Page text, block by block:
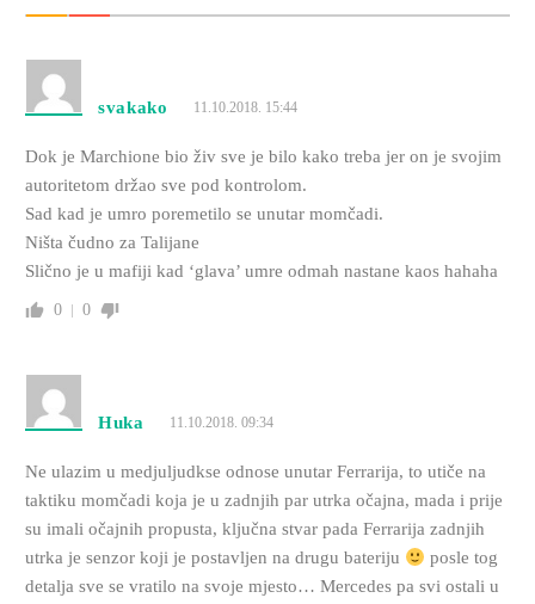
svakako 11.10.2018. 15:44
Dok je Marchione bio živ sve je bilo kako treba jer on je svojim
autoritetom držao sve pod kontrolom.
Sad kad je umro poremetilo se unutar momčadi.
Ništa čudno za Talijane
Slično je u mafiji kad ‘glava’ umre odmah nastane kaos hahaha
0 0
Huka 11.10.2018. 09:34
Ne ulazim u medjuljudkse odnose unutar Ferrarija, to utiče na
taktiku momčadi koja je u zadnjih par utrka očajna, mada i prije
su imali očajnih propusta, ključna stvar pada Ferrarija zadnjih
utrka je senzor koji je postavljen na drugu bateriju
posle tog
detalja sve se vratilo na svoje mjesto… Mercedes pa svi ostali u